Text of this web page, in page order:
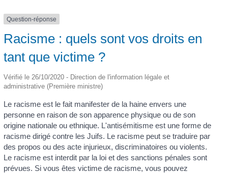
Question-réponse
Racisme : quels sont vos droits en
tant que victime ?
Vérifié le 26/10/2020 - Direction de l'information légale et
administrative (Première ministre)
Le racisme est le fait manifester de la haine envers une
personne en raison de son apparence physique ou de son
origine nationale ou ethnique. L'antisémitisme est une forme de
racisme dirigé contre les Juifs. Le racisme peut se traduire par
des propos ou des acte injurieux, discriminatoires ou violents.
Le racisme est interdit par la loi et des sanctions pénales sont
prévues. Si vous êtes victime de racisme, vous pouvez